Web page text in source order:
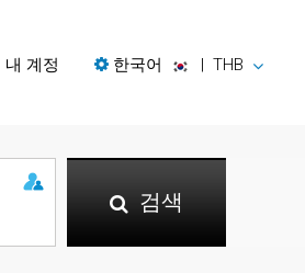
내 계정 한국어 | THB
검색